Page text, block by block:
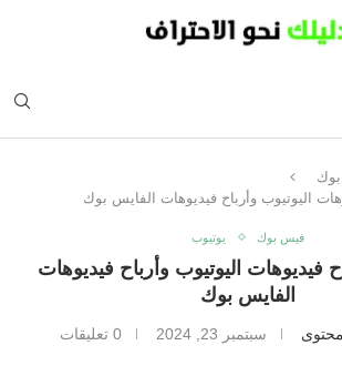
اليوتيوب وأرباح فيديوهات الفايس بوك
فيس بوك يوتيوب
فيديوهات اليوتيوب وأرباح فيديوهات
الفايس بوك
سبتمبر 23, 2024 0 تعليقات